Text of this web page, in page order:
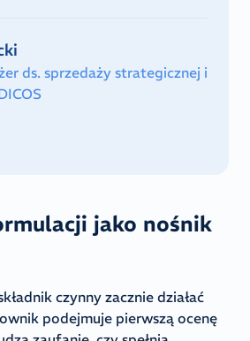
ds. sprzedaży strategicznej i
jako nośnik
czynny zacznie działać
podejmuje pierwszą ocenę